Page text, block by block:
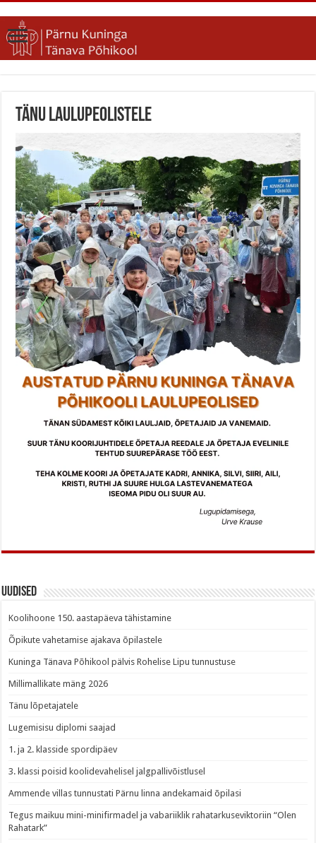
Tänu laulupeolistele
Uudised
Koolihoone 150. aastapäeva tähistamine
Õpikute vahetamise ajakava õpilastele
Kuninga Tänava Põhikool pälvis Rohelise Lipu tunnustuse
Millimallikate mäng 2026
Tänu lõpetajatele
Lugemisisu diplomi saajad
1. ja 2. klasside spordipäev
3. klassi poisid koolidevahelisel jalgpallivõistlusel
Ammende villas tunnustati Pärnu linna andekamaid õpilasi
Tegus maikuu mini-minifirmadel ja vabariiklik rahatarkuseviktoriin “Olen
Rahatark”